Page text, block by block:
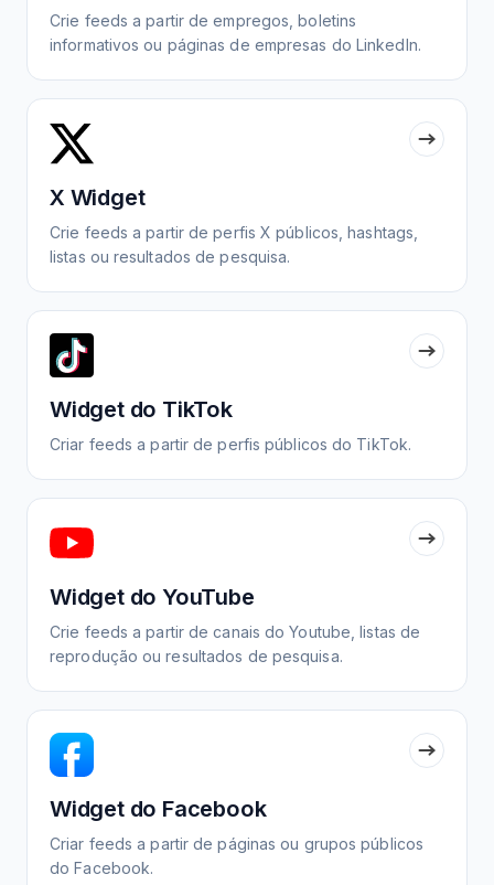
Crie feeds a partir de empregos, boletins
informativos ou páginas de empresas do LinkedIn.
X Widget
Crie feeds a partir de perfis X públicos, hashtags,
listas ou resultados de pesquisa.
Widget do TikTok
Criar feeds a partir de perfis públicos do TikTok.
Widget do YouTube
Crie feeds a partir de canais do Youtube, listas de
reprodução ou resultados de pesquisa.
Widget do Facebook
Criar feeds a partir de páginas ou grupos públicos
do Facebook.